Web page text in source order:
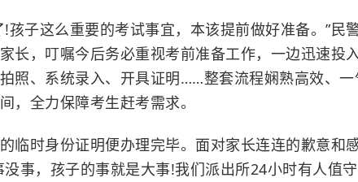
!孩子这么重要的考试事宜，本该提前做好准备。”民
长，叮嘱今后务必重视考前准备工作，一边迅速投
照、系统录入、开具证明……整套流程娴熟高效、一
，全力保障考生赶考需求。
临时身份证明便办理完毕。面对家长连连的歉意和
没事，孩子的事就是大事!我们派出所24小时有人值